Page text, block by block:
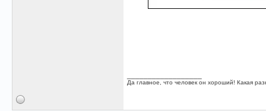
Да главное, что человек он хороший! Какая